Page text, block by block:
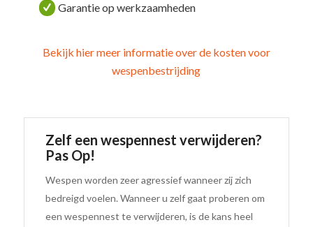
Garantie op werkzaamheden
Bekijk hier meer informatie over de kosten voor
wespenbestrijding
Zelf een wespennest verwijderen?
Pas Op!
Wespen worden zeer agressief wanneer zij zich
bedreigd voelen. Wanneer u zelf gaat proberen om
een wespennest te verwijderen, is de kans heel